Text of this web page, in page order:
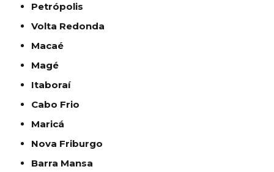
Petrópolis
Volta Redonda
Macaé
Magé
Itaboraí
Cabo Frio
Maricá
Nova Friburgo
Barra Mansa